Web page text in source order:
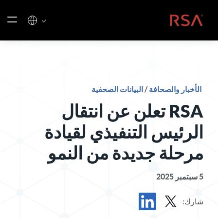
الصفحة الرئيسية
الأخبار والصحافة/ البيانات الصحفية
RSA تعلن عن انتقال
الرئيس التنفيذي لقيادة
مرحلة جديدة من النمو
5 سبتمبر 2025
شارك: